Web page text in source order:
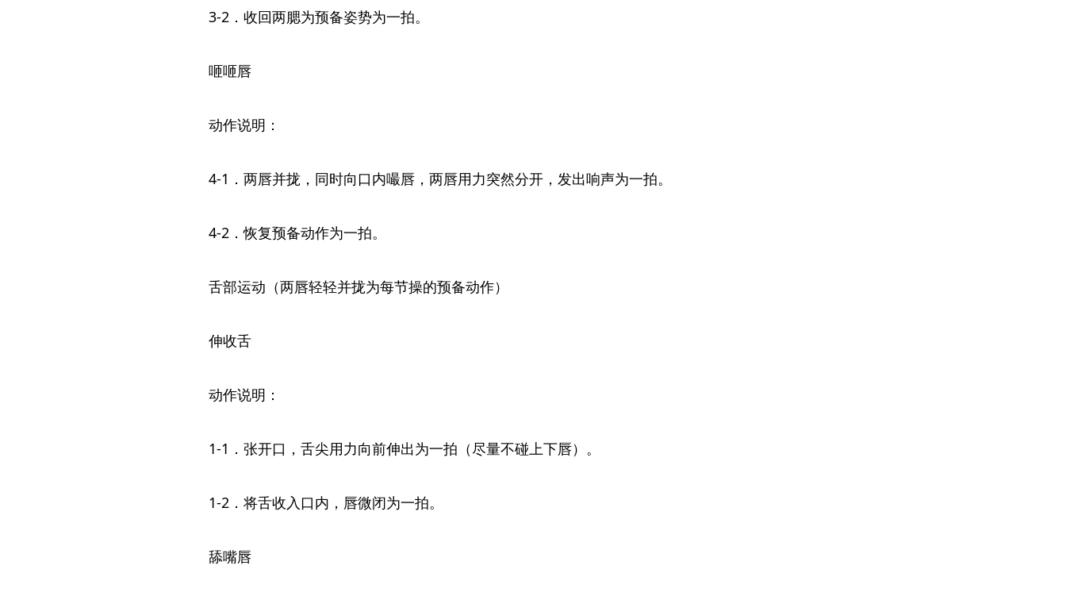
3-2．收回两腮为预备姿势为一拍。
咂咂唇
动作说明：
4-1．两唇并拢，同时向口内嘬唇，两唇用力突然分开，发出响声为一拍。
4-2．恢复预备动作为一拍。
舌部运动（两唇轻轻并拢为每节操的预备动作）
伸收舌
动作说明：
1-1．张开口，舌尖用力向前伸出为一拍（尽量不碰上下唇）。
1-2．将舌收入口内，唇微闭为一拍。
舔嘴唇